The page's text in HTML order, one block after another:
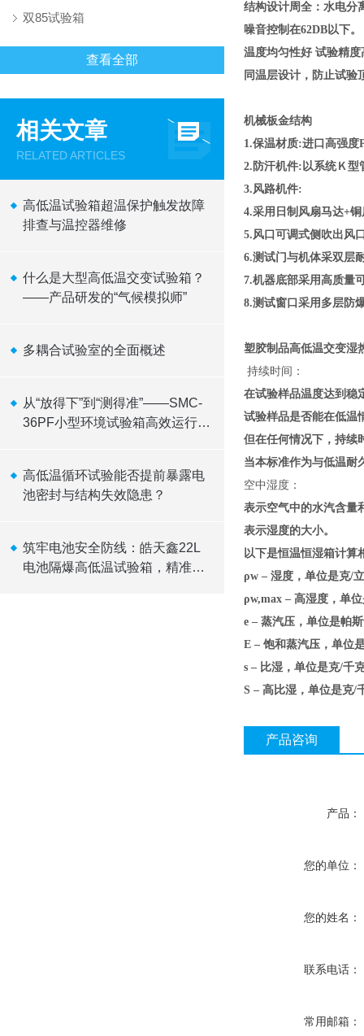
双85试验箱
查看全部
相关文章
RELATED ARTICLES
高低温试验箱超温保护触发故障
排查与温控器维修
什么是大型高低温交变试验箱？
——产品研发的“气候模拟师”
多耦合试验室的全面概述
从“放得下”到“测得准”——SMC-
36PF小型环境试验箱高效运行逻
高低温循环试验能否提前暴露电
池密封与结构失效隐患？
筑牢电池安全防线：皓天鑫22L
电池隔爆高低温试验箱，精准温
结构设计周全：水电分
噪音控制在62DB以下。
温度均匀性好 试验精度
同温层设计，防止试验
机械板金结构
1.保温材质:进口高强
2.防汗机件:以系统Ｋ型
3.风路机件:
4.采用日制风扇马达+
5.风口可调式侧吹出风
6.测试门与机体采双层
7.机器底部采用高质量
8.测试窗口采用多层防
塑胶制品高低温交变湿
持续时间：
在试验样品温度达到稳
试验样品是否能在低温
但在任何情况下，持续
当本标准作为与低温耐
空中湿度：
表示空气中的水汽含量
表示湿度的大小。
以下是恒温恒湿箱计算
ρw – 湿度，单位是克/
ρw,max – 高湿度，单
e – 蒸汽压，单位是帕
E – 饱和蒸汽压，单位
s – 比湿，单位是克/千
S – 高比湿，单位是克/
产品咨询
产品：
您的单位：
您的姓名：
联系电话：
常用邮箱：